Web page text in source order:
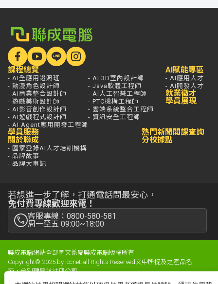
課程總覽
- AI全應用證照班
- 動漫角色設計師
- AI商業整合設計師
- 遊戲美術設計師
- AI影音創作設計師
- AI遊戲程式設計師
- AI Agent應用開發工程師
- AI 3D室內設計師
- Java軟體工程師
- AI人工智慧工程師
- PTC機構工程師
- 雲端系統整合工程師
- 資訊安全工程師
AI賦能專區
- AI應用人才
- AI開發人才
就業徵才
學員展現
學員服務
關於聯成
- 國家登錄AI人才培訓機構
- 品牌故事
- 品牌大事記
熱門新聞
分校據點
開課查詢
若想進一步了解，打通電話問最安心，
免付費專線歡迎來電！
客服專線：0800-580-581
周一至五 09:00~18:00
聯成電腦網站全部圖文係屬聯成電腦版權所有
Copyright© 2025 by lccnet.all Rights Reserved文中所提及之產品名
稱，分別隸屬該註冊公司